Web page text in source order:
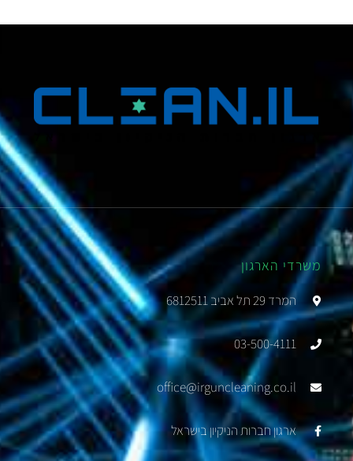
משרדי הארגון
המרד 29 תל אביב 6812511
03-500-4111
office@irguncleaning.co.il
ארגון חברות הניקיון בישראל